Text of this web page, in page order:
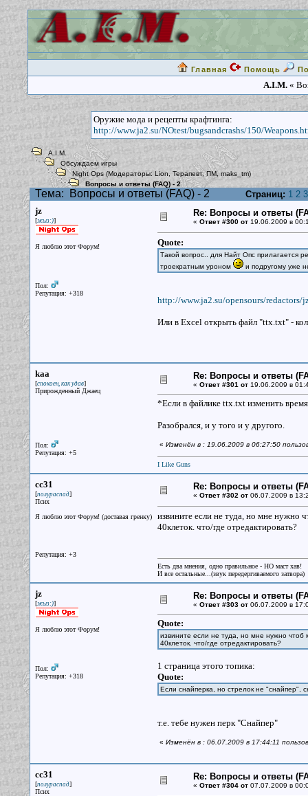
Главная Помощь
A.I.M.«
Оружие мода и рецепты крафтинга:
http://www.ja2.su/NOtest/bugsandcrashs/150/
A.I.M.
Обсуждаем игры
Night Ops (Модераторы: Lion Терапевт,ПМ,maks_tm)
Вопросы и ответы (FAQ) - 2
Тема: Вопросы и ответы (FAQ) - 2 Страниц: 1 2 3
jz
[жыз:)]
Я люблю этот Форум!
Пол:
Репутация: +318
Re: Вопросы и ответы
« Ответ #300 от19.06.2009 в
Quote:
Такой вопрос.. для Найт Опс прилагается
троекратным уроном
и подругому уже
http://www.ja2.su/opensours/redactors/
Или в Excel открыть файл "ttx.txt" -
kaa
[спокоен, как удав]
Прирожденный Джаец
Пол:
Репутация: +5
Re: Вопросы и ответы
« Ответ #301 от19.06.2009 в
*Если в файлике ttx.txt изменить
Разобрался, и у того и у другого.
« Изменён в : 19.06.2009 в 06:27:50
I Like Guns
cc31
[полураспад]
Псих
Я люблю этот Форум! (доставая гренку)
Репутация: +3
Re: Вопросы и ответы
« Ответ #302 от06.07.2009 в
извините если не туда, но мне нужно
40клеток. что/где отредактировать?
Есть два мнения, одно правильное - НО маст хав!
И все остальные...(звук передергиваемого затвора)
jz
[жыз:)]
Я люблю этот Форум!
Пол:
Репутация: +318
Re: Вопросы и ответы
« Ответ #303 от06.07.2009 в
Quote:
извините если не туда, но мне нужно чтоб
40клеток. что/где отредактировать?
1 страница этого топика:
Quote:
Если снайперка, но стрелок не "снайпер",
т.е. тебе нужен перк "Снайпер"
« Изменён в : 06.07.2009 в 17:44:11
cc31
[полураспад]
Псих
Re: Вопросы и ответы
« Ответ #304 от07.07.2009 в